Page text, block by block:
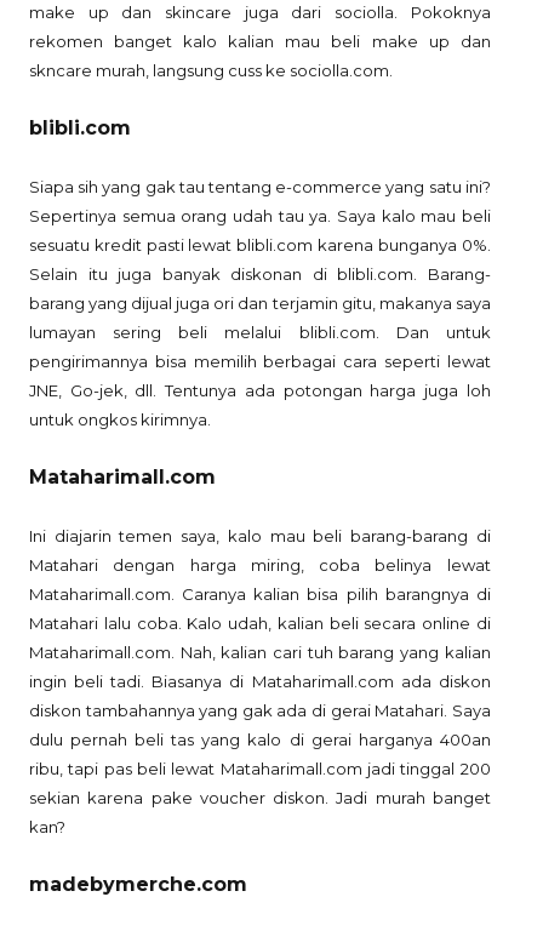
make up dan skincare juga dari sociolla. Pokoknya
rekomen banget kalo kalian mau beli make up dan
skncare murah, langsung cuss ke sociolla.com.
blibli.com
Siapa sih yang gak tau tentang e-commerce yang satu ini?
Sepertinya semua orang udah tau ya. Saya kalo mau beli
sesuatu kredit pasti lewat blibli.com karena bunganya 0%.
Selain itu juga banyak diskonan di blibli.com. Barang-
barang yang dijual juga ori dan terjamin gitu, makanya saya
lumayan sering beli melalui blibli.com. Dan untuk
pengirimannya bisa memilih berbagai cara seperti lewat
JNE, Go-jek, dll. Tentunya ada potongan harga juga loh
untuk ongkos kirimnya.
Mataharimall.com
Ini diajarin temen saya, kalo mau beli barang-barang di
Matahari dengan harga miring, coba belinya lewat
Mataharimall.com. Caranya kalian bisa pilih barangnya di
Matahari lalu coba. Kalo udah, kalian beli secara online di
Mataharimall.com. Nah, kalian cari tuh barang yang kalian
ingin beli tadi. Biasanya di Mataharimall.com ada diskon
diskon tambahannya yang gak ada di gerai Matahari. Saya
dulu pernah beli tas yang kalo di gerai harganya 400an
ribu, tapi pas beli lewat Mataharimall.com jadi tinggal 200
sekian karena pake voucher diskon. Jadi murah banget
kan?
madebymerche.com